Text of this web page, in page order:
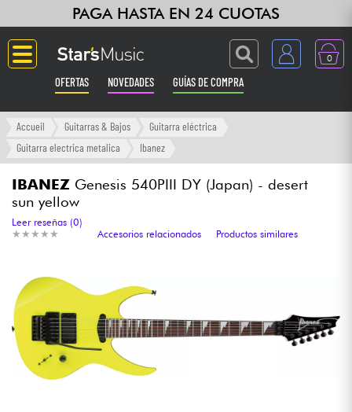
PAGA HASTA EN 24 CUOTAS
0
OFERTAS NOVEDADES GUÍAS DE COMPRA
Langue
Ampli & Efectos
Sintetizadores & samplers
Grabación
Auriculares
Accueil Guitarras & Bajos
Guitarra eléctrica
Guitarra electrica metalica
Ibanez
IBANEZ Genesis 540PIII DY (Japan) - desert
sun yellow
★ ★ ★ ★ ★
★ ★ ★ ★ ★
Leer reseñas (0)
Accesorios relacionados
Productos similares